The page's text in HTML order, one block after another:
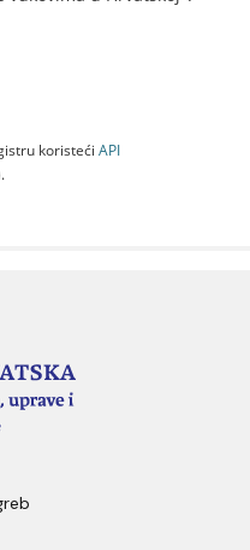
koristeći API